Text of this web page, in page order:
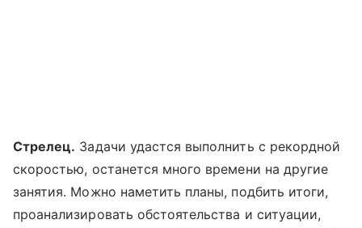
Стрелец. Задачи удастся выполнить с рекордной
скоростью, останется много времени на другие
занятия. Можно наметить планы, подбить итоги,
проанализировать обстоятельства и ситуации,